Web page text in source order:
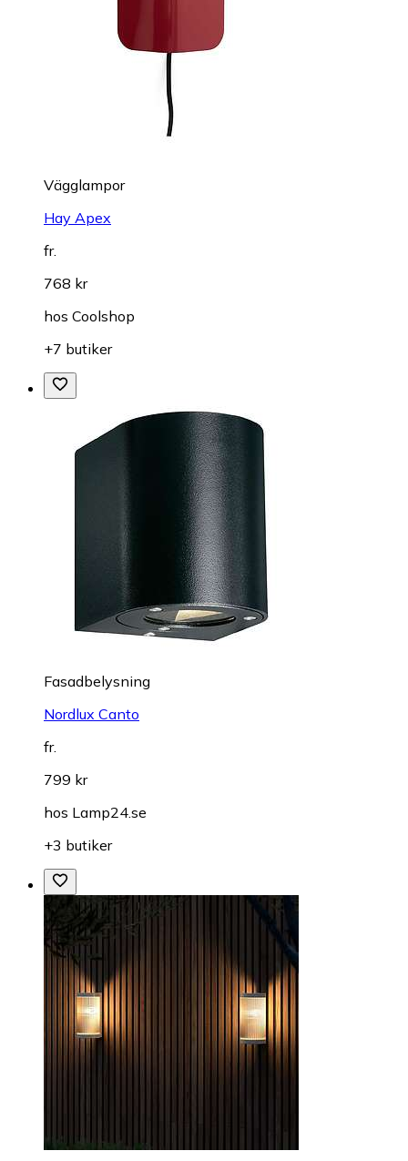
Vägglampor
Hay Apex
fr.
768 kr
hos Coolshop
+7 butiker
Fasadbelysning
Nordlux Canto
fr.
799 kr
hos Lamp24.se
+3 butiker